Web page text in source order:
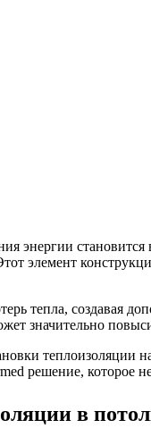
энергии
элемент
тепла,
значительно
теплоизоляции
решение,
в